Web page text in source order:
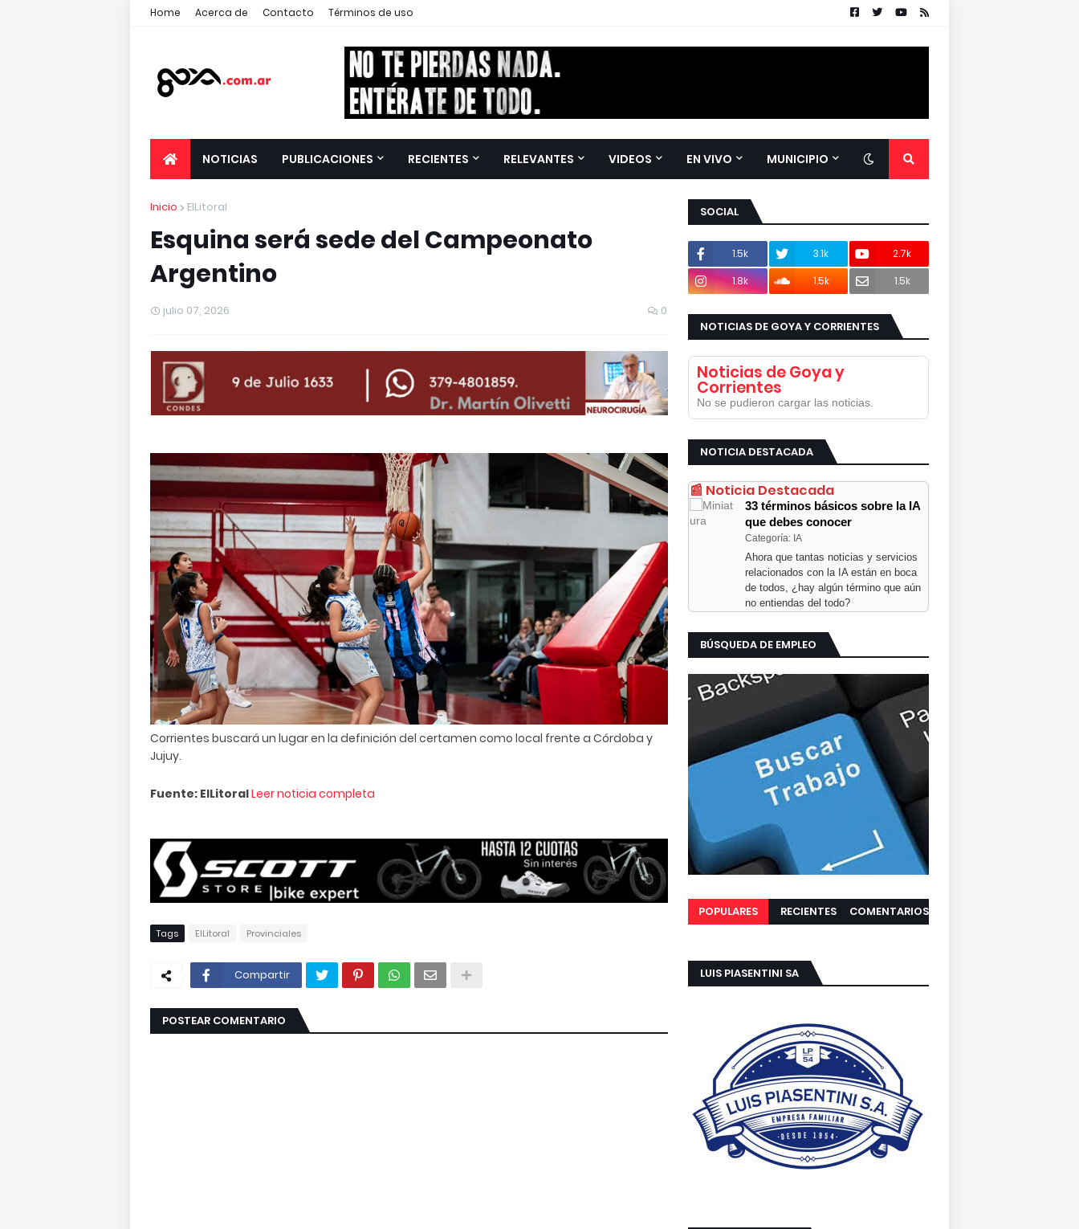
Home Acerca de Contacto Términos de uso
NOTICIAS PUBLICACIONES RECIENTES RELEVANTES VIDEOS EN VIVO MUNICIPIO
Inicio ElLitoral
Esquina será sede del Campeonato
Argentino
julio 07, 2026 0
Corrientes buscará un lugar en la definición del certamen como local frente a Córdoba y
Jujuy.
Fuente: ElLitoralLeer noticia completa
Tags ElLitoral Provinciales
Compartir
POSTEAR COMENTARIO
SOCIAL
1.5k 3.1k
2.7k
1.8k
1.5k 1.5k
NOTICIAS DE GOYA Y CORRIENTES
Noticias de Goya y
Corrientes
No se pudieron cargar las noticias.
NOTICIA DESTACADA
📰 Noticia Destacada
33 términos básicos sobre la IA
que debes conocer
Categoría: IA
Ahora que tantas noticias y servicios
relacionados con la IA están en boca
de todos, ¿hay algún término que aún
no entiendas del todo?
BÚSQUEDA DE EMPLEO
POPULARES RECIENTES COMENTARIOS
LUIS PIASENTINI SA